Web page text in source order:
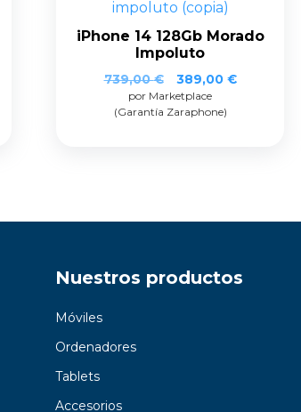
iPhone 14 128Gb Morado
Impoluto
739,00€ 389,00 €
por Marketplace
(Garantía Zaraphone)
Nuestros productos
Móviles
Ordenadores
Tablets
Accesorios